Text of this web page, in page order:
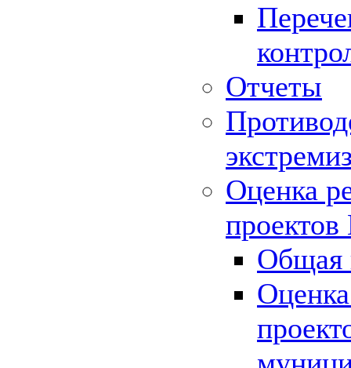
Отчеты
Оценка
Общая